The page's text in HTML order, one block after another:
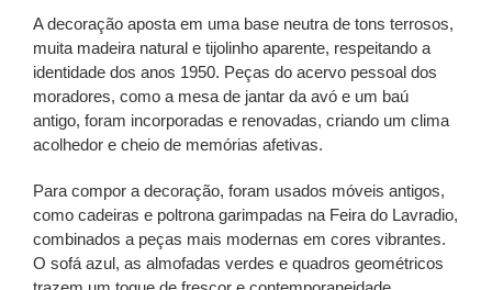
A decoração aposta em uma base neutra de tons terrosos,
muita madeira natural e tijolinho aparente, respeitando a
identidade dos anos 1950. Peças do acervo pessoal dos
moradores, como a mesa de jantar da avó e um baú
antigo, foram incorporadas e renovadas, criando um clima
acolhedor e cheio de memórias afetivas.
Para compor a decoração, foram usados móveis antigos,
como cadeiras e poltrona garimpadas na Feira do Lavradio,
combinados a peças mais modernas em cores vibrantes.
O sofá azul, as almofadas verdes e quadros geométricos